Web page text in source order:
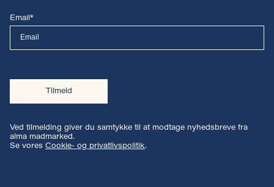
Email*
Tilmeld
Ved tilmelding giver du samtykke til at modtage nyhedsbreve fra
alma madmarked.
Se vores Cookie- og privatlivspolitik.